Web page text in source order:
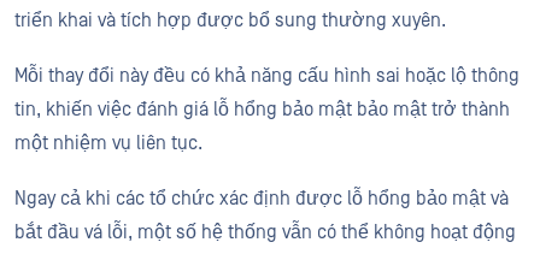
triển khai và tích hợp được bổ sung thường xuyên.
Mỗi thay đổi này đều có khả năng cấu hình sai hoặc lộ thông
tin, khiến việc đánh giá lỗ hổng bảo mật bảo mật trở thành
một nhiệm vụ liên tục.
Ngay cả khi các tổ chức xác định được lỗ hổng bảo mật và
bắt đầu vá lỗi, một số hệ thống vẫn có thể không hoạt động